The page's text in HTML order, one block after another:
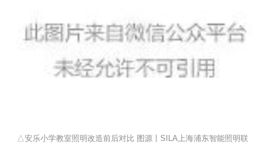
△安乐小学教室照明改造前后对比 图源丨SILA上海浦东智能照明联